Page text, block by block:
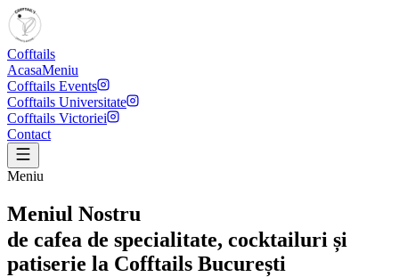
Cofftails
AcasaMeniu
Cofftails Events
Cofftails Universitate
Cofftails Victoriei
Contact
Meniu
Meniul Nostru
de cafea de specialitate, cocktailuri și
patiserie la Cofftails București